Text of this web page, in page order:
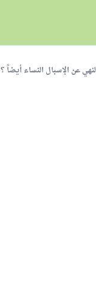
عن الإسبال النساء أيضاً ؟